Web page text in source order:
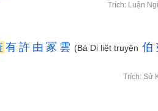
Trích: Luận
有 許 由 冢 雲 (Bá Di liệt truyện 伯
Trích: Sử